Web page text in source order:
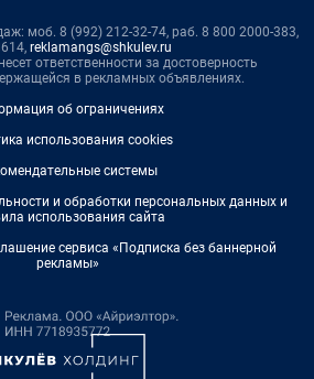
моб. 8 (992) 212-32-74, раб. 8 800 2000-383,
reklamangs@shkulev.ru
ответственности за достоверность
в рекламных объявлениях.
об ограничениях
использования cookies
системы
и обработки персональных данных и
использования сайта
сервиса «Подписка без баннерной
рекламы»